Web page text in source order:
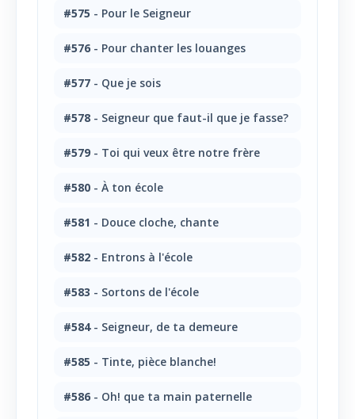
#575 - Pour le Seigneur
#576 - Pour chanter les louanges
#577 - Que je sois
#578 - Seigneur que faut-il que je fasse?
#579 - Toi qui veux être notre frère
#580 - À ton école
#581 - Douce cloche, chante
#582 - Entrons à l'école
#583 - Sortons de l'école
#584- Seigneur, de ta demeure
#585 - Tinte, pièce blanche!
#586 - Oh! que ta main paternelle